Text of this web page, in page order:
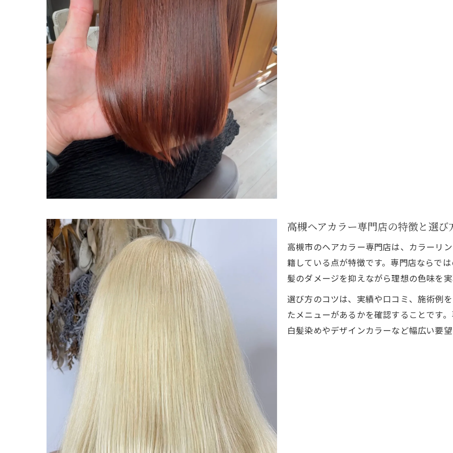
高槻の美容院でカットが上手い店を見極める方法
ヘアカラー専門店と美容室の違いを解説
ホットペッパービューティーで美容室を比較するコツ
美容室選びで重視したいカウンセリングの質
高槻ヘアカラー専門店の特徴と選び
高槻市のヘアカラー専門店は、カラーリ
籍している点が特徴です。専門店ならで
髪のダメージを抑えながら理想の色味を
選び方のコツは、実績や口コミ、施術例
たメニューがあるかを確認することです
白髪染めやデザインカラーなど幅広い要